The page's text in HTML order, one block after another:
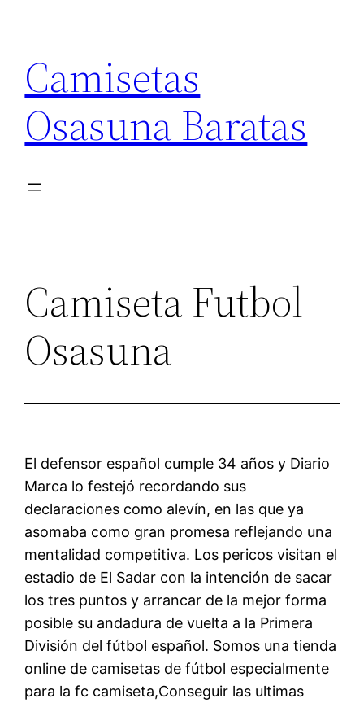
contenido
Camisetas
Osasuna Baratas
Camiseta Futbol
Osasuna
El defensor español cumple 34 años y Diario
Marca lo festejó recordando sus
declaraciones como alevín, en las que ya
asomaba como gran promesa reflejando una
mentalidad competitiva. Los pericos visitan el
estadio de El Sadar con la intención de sacar
los tres puntos y arrancar de la mejor forma
posible su andadura de vuelta a la Primera
División del fútbol español. Somos una tienda
online de camisetas de fútbol especialmente
para la fc camiseta,Conseguir las ultimas